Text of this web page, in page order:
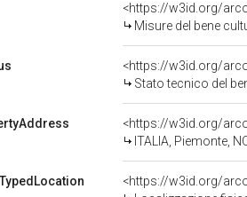
<https://w3id.org/
Misure del bene
<https://w3id.org/
Stato tecnico del
<https://w3id.org/
ITALIA, Piemonte,
<https://w3id.org/